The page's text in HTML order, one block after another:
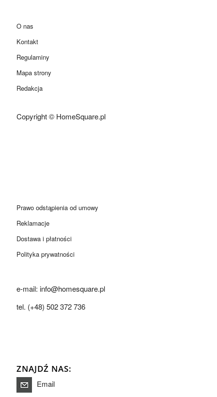
O nas
Kontakt
Regulaminy
Mapa strony
Redakcja
Copyright © HomeSquare.pl
Prawo odstąpienia od umowy
Reklamacje
Dostawa i płatności
Polityka prywatności
e-mail: info@homesquare.pl
tel. (+48) 502 372 736
ZNAJDŹ NAS:
Email